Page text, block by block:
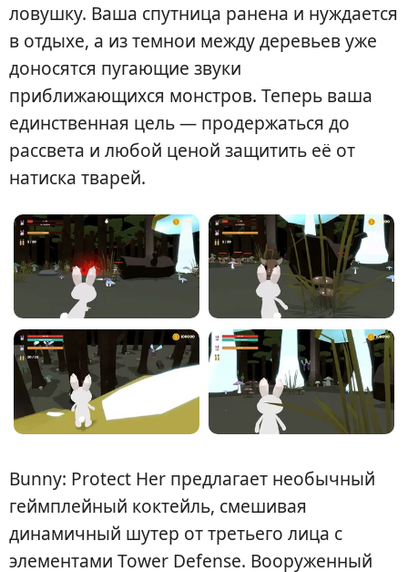
ловушку. Ваша спутница ранена и нуждается
в отдыхе, а из темнои между деревьев уже
доносятся пугающие звуки
приближающихся монстров. Теперь ваша
единственная цель — продержаться до
рассвета и любой ценой защитить её от
натиска тварей.
Bunny: Protect Her предлагает необычный
геймплейный коктейль, смешивая
динамичный шутер от третьего лица с
элементами Tower Defense. Вооруженный